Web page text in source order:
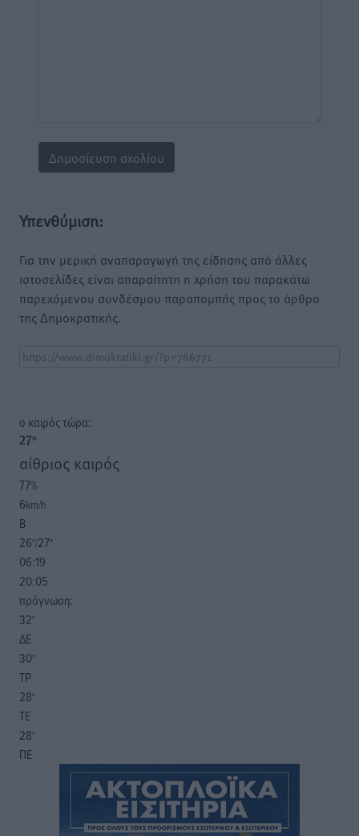
Υπενθύμιση:
Για την μερική αναπαραγωγή της είδησης από άλλες
ιστοσελίδες είναι απαραίτητη η χρήση του παρακάτω
παρεχόμενου συνδέσμου παραπομπής προς το άρθρο
της Δημοκρατικής.
o καιρός τώρα:
27°
αίθριος καιρός
77%
6km/h
Β
26°/27°
06:19
20:05
πρόγνωση:
32°
ΔΕ
30°
ΤΡ
28°
ΤΕ
28°
ΠΕ